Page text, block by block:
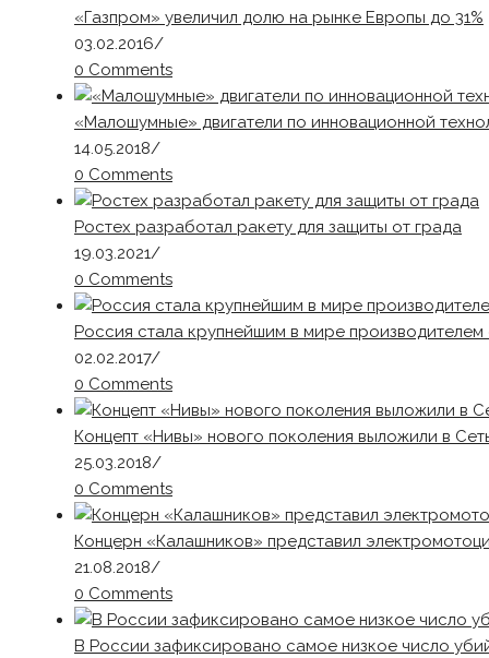
«Газпром» увеличил долю на рынке Европы до 31%
03.02.2016/
0 Comments
«Малошумные» двигатели по инновационной
14.05.2018/
0 Comments
Ростех разработал ракету для защиты от града
19.03.2021/
0 Comments
Россия стала крупнейшим в мире производителем
02.02.2017/
0 Comments
Концепт «Нивы» нового поколения выложили в
25.03.2018/
0 Comments
Концерн «Калашников» представил
21.08.2018/
0 Comments
В России зафиксировано самое низкое число